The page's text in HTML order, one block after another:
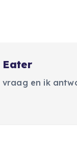
Eater
vraag en ik